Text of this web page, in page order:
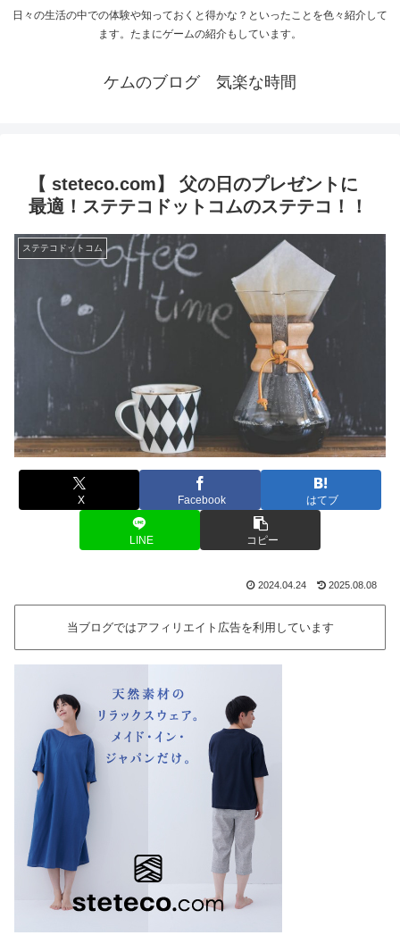
日々の生活の中での体験や知っておくと得かな？といったことを色々紹介して
ます。たまにゲームの紹介もしています。
ケムのブログ 気楽な時間
【 steteco.com】 父の日のプレゼントに
最適！ステテコドットコムのステテコ！！
ステテコドットコム
X Facebook はてブ
LINE コピー
2024.04.24 2025.08.08
当ブログではアフィリエイト広告を利用しています